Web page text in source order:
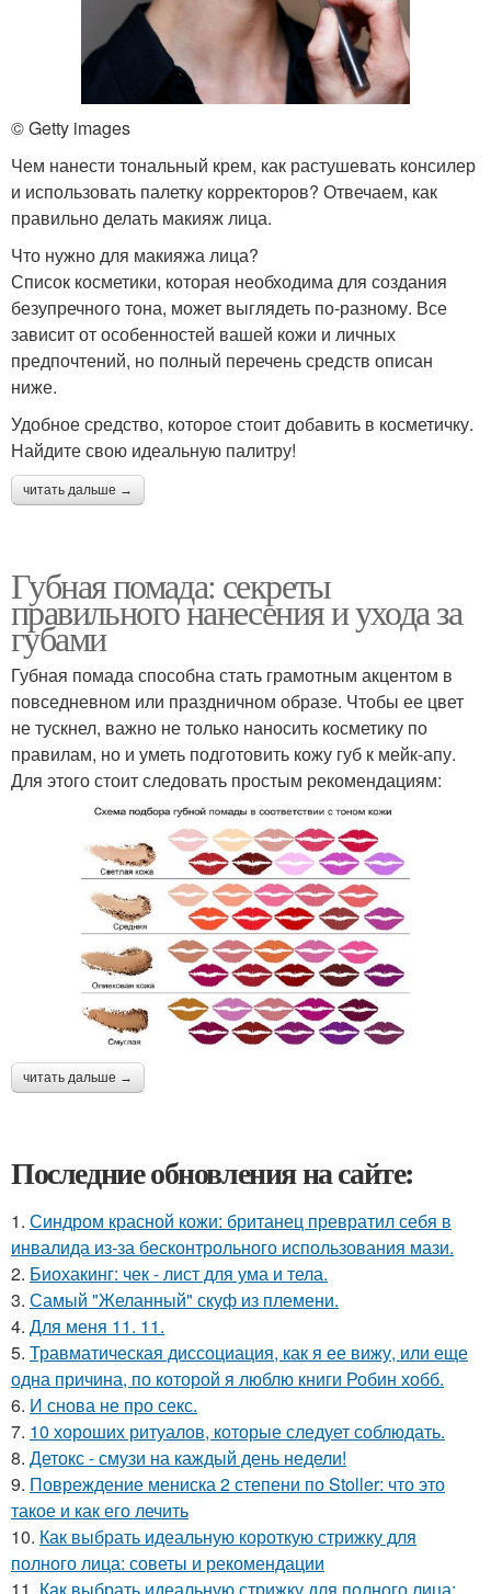
© Getty images
Чем нанести тональный крем, как растушевать консилер
и использовать палетку корректоров? Отвечаем, как
правильно делать макияж лица.
Что нужно для макияжа лица?
Список косметики, которая необходима для создания
безупречного тона, может выглядеть по-разному. Все
зависит от особенностей вашей кожи и личных
предпочтений, но полный перечень средств описан
ниже.
Удобное средство, которое стоит добавить в косметичку.
Найдите свою идеальную палитру!
читать дальше →
Губная помада: секреты
правильного нанесения и ухода за
губами
Губная помада способна стать грамотным акцентом в
повседневном или праздничном образе. Чтобы ее цвет
не тускнел, важно не только наносить косметику по
правилам, но и уметь подготовить кожу губ к мейк-апу.
Для этого стоит следовать простым рекомендациям:
читать дальше →
Последние обновления на сайте:
1. Синдром красной кожи: британец превратил себя в
инвалида из-за бесконтрольного использования мази.
2. Биохакинг: чек - лист для ума и тела.
3. Самый "Желанный" скуф из племени.
4. Для меня 11. 11.
5. Травматическая диссоциация, как я ее вижу, или еще
одна причина, по которой я люблю книги Робин хобб.
6. И снова не про секс.
7. 10 хороших ритуалов, которые следует соблюдать.
8. Детокс - смузи на каждый день недели!
9. Повреждение мениска 2 степени по Stoller: что это
такое и как его лечить
10. Как выбрать идеальную короткую стрижку для
полного лица: советы и рекомендации